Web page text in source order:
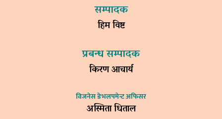
सम्पादक
हिम विष्ट
प्रबन्ध सम्पादक
किरण आचार्य
विजनेस डेभलपमेन्ट अफिसर
अस्मिता धिताल